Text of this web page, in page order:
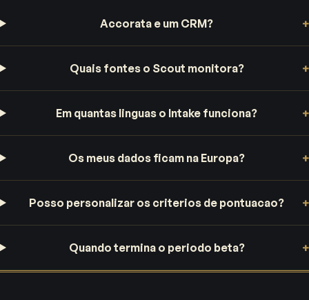
Accorata e um CRM?
Quais fontes o Scout monitora?
Em quantas linguas o Intake funciona?
Os meus dados ficam na Europa?
Posso personalizar os criterios de pontuacao?
Quando termina o periodo beta?